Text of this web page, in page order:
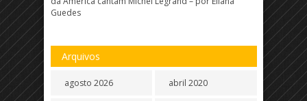
Guedes
Arquivos
agosto 2026 abril 2020